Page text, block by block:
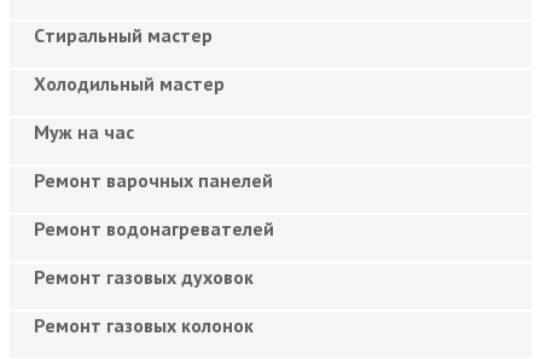
Cтиральный мастер
Холодильный мастер
Муж на час
Ремонт варочных панелей
Ремонт водонагревателей
Ремонт газовых духовок
Ремонт газовых колонок